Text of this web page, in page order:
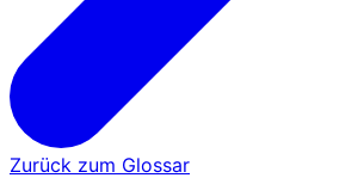
Zurück zum Glossar